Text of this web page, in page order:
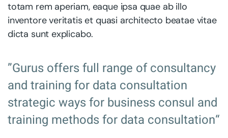
totam rem aperiam, eaque ipsa quae ab illo
inventore veritatis et quasi architecto beatae vitae
dicta sunt explicabo.
”Gurus offers full range of consultancy
and training for data consultation
strategic ways for business consul and
training methods for data consultation“